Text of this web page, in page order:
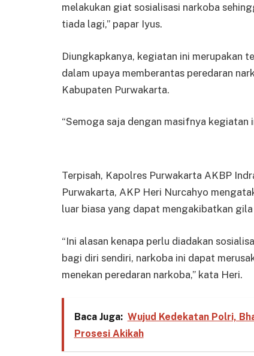
melakukan giat sosialisasi narkoba
tiada lagi,” papar Iyus.
Diungkapkanya, kegiatan ini merupakan
dalam upaya memberantas peredaran
Kabupaten Purwakarta.
“Semoga saja dengan masifnya kegiatan
Terpisah, Kapolres Purwakarta AKBP
Purwakarta, AKP Heri Nurcahyo
luar biasa yang dapat mengakibatkan
“Ini alasan kenapa perlu diadakan
bagi diri sendiri, narkoba ini dapat
menekan peredaran narkoba,” kata Heri.
Baca Juga: Wujud Kedekatan Polri,
Prosesi Akikah